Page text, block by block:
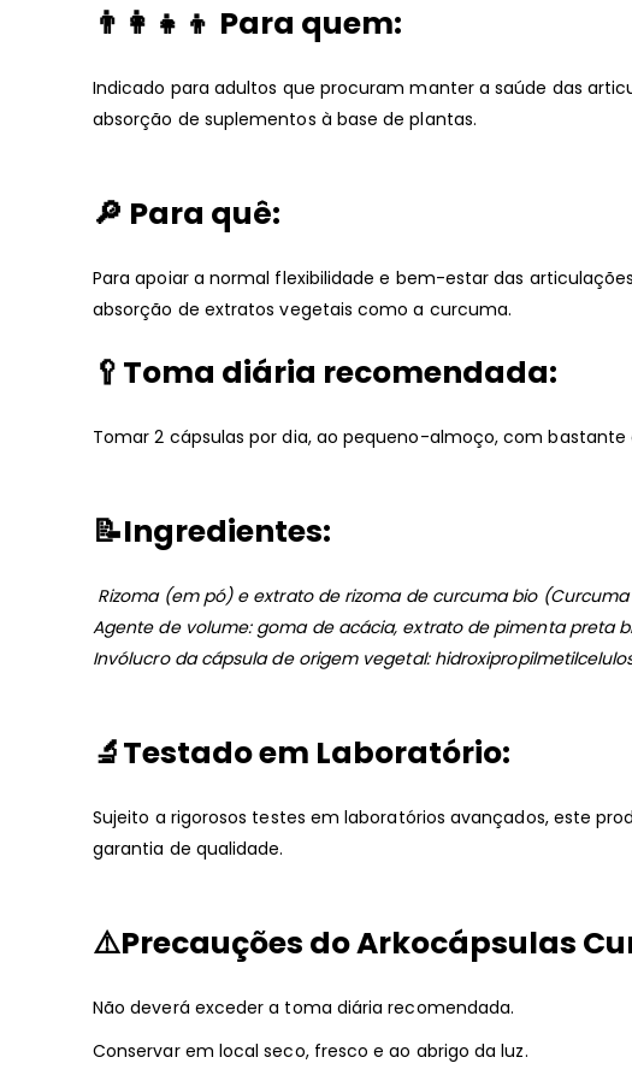
👨‍👩‍👧‍👦 Para quem:
Indicado para adultos que procuram manter a saúde das
absorção de suplementos à base de plantas.
🔎 Para quê:
Para apoiar a normal flexibilidade e bem-estar das
absorção de extratos vegetais como a curcuma.
🥄Toma diária recomendada:
Tomar 2 cápsulas por dia, ao pequeno-almoço, com bastante
📝Ingredientes:
Rizoma (em pó) e extrato de rizoma de curcuma bio (Curcuma
Agente de volume: goma de acácia, extrato de pimenta preta
Invólucro da cápsula de origem vegetal:
🔬Testado em Laboratório:
Sujeito a rigorosos testes em laboratórios avançados, este
garantia de qualidade.
⚠️Precauções do Arkocápsulas
Não deverá exceder a toma diária recomendada.
Conservar em local seco, fresco e ao abrigo da luz.